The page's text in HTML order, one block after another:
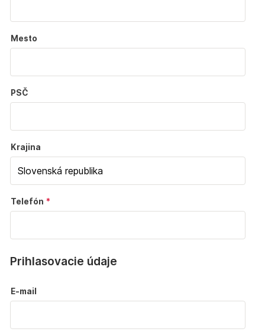
Mesto
PSČ
Krajina
Telefón
Prihlasovacie údaje
E-mail